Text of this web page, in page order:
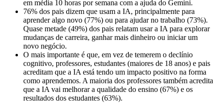
em média 10 horas por semana com a ajuda do Gemini.
76% dos pais dizem que usam a IA, principalmente para
aprender algo novo (77%) ou para ajudar no trabalho (73%).
Quase metade (49%) dos pais relatam usar a IA para explorar
mudanças de carreira, ganhar mais dinheiro ou iniciar um
novo negócio.
O mais importante é que, em vez de temerem o declínio
cognitivo, professores, estudantes (maiores de 18 anos) e pais
acreditam que a IA está tendo um impacto positivo na forma
como aprendemos. A maioria dos professores também acredita
que a IA vai melhorar a qualidade do ensino (67%) e os
resultados dos estudantes (63%).